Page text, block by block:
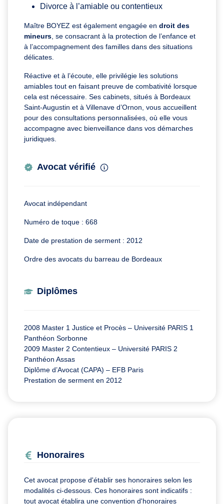
Divorce à l’amiable ou contentieux
Maître BOYEZ est également engagée en droit des
mineurs, se consacrant à la protection de l’enfance et
à l’accompagnement des familles dans des situations
délicates.
Réactive et à l’écoute, elle privilégie les solutions
amiables tout en faisant preuve de combativité lorsque
cela est nécessaire. Ses cabinets, situés à Bordeaux
Saint-Augustin et à Villenave d’Ornon, vous accueillent
pour des consultations personnalisées, où elle vous
accompagne avec bienveillance dans vos démarches
juridiques.
Avocat vérifié
Avocat indépendant
Numéro de toque : 668
Date de prestation de serment : 2012
Ordre des avocats du barreau de Bordeaux
Diplômes
2008 Master 1 Justice et Procès – Université PARIS 1
Panthéon Sorbonne
2009 Master 2 Contentieux – Université PARIS 2
Panthéon Assas
Diplôme d’Avocat (CAPA) – EFB Paris
Prestation de serment en 2012
Honoraires
Cet avocat propose d'établir ses honoraires selon les
modalités ci-dessous. Ces honoraires sont indicatifs :
tout avocat établira une convention d'honoraires